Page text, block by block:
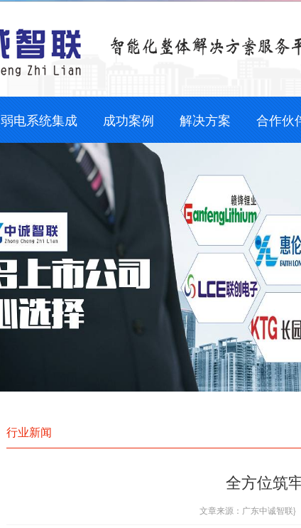
弱电系统集成 成功案例 解决方案 合作伙
行业新闻
全方位筑
文章来源： 广东中诚智联}